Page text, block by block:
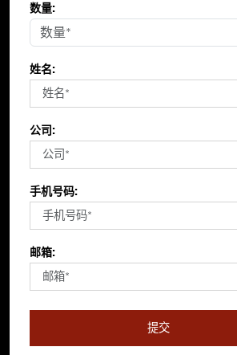
数量:
姓名:
公司:
手机号码:
邮箱:
提交